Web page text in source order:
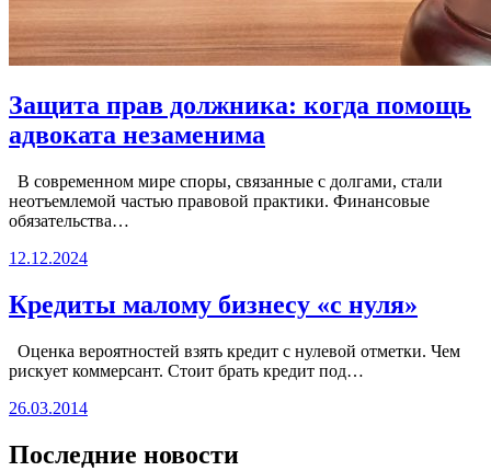
Защита прав должника: когда помощь
адвоката незаменима
В современном мире споры, связанные с долгами, стали
неотъемлемой частью правовой практики. Финансовые
обязательства…
12.12.2024
Кредиты малому бизнесу «с нуля»
Оценка вероятностей взять кредит с нулевой отметки. Чем
рискует коммерсант. Стоит брать кредит под…
26.03.2014
Последние новости